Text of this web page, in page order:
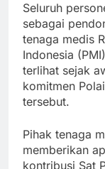
Seluruh
sebagai
tenaga medis
Indonesia
terlihat sejak
komitmen
tersebut.
Pihak tenaga
memberikan
kontribusi Sat